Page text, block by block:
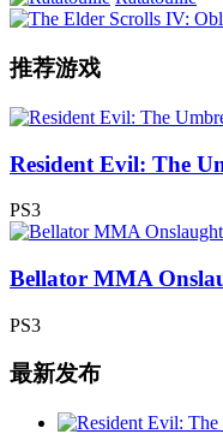
推荐游戏
Resident Evil: The
PS3
Bellator MMA
PS3
最新发布